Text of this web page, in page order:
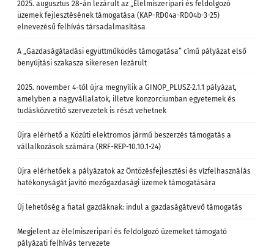
2025. augusztus 28-án lezárult az „Élelmiszeripari és feldolgozó
üzemek fejlesztésének támogatása (KAP-RD04a-RD04b-3-25)
elnevezésű felhívás társadalmasítása
A „Gazdaságátadási együttműködés támogatása” című pályázat első
benyújtási szakasza sikeresen lezárult
2025. november 4-től újra megnyílik a GINOP_PLUSZ-2.1.1 pályázat,
amelyben a nagyvállalatok, illetve konzorciumban egyetemek és
tudásközvetítő szervezetek is részt vehetnek
Újra elérhető a Közúti elektromos jármű beszerzés támogatás a
vállalkozások számára (RRF-REP-10.10.1-24)
Újra elérhetőek a pályázatok az Öntözésfejlesztési és vízfelhasználás
hatékonyságát javító mezőgazdasági üzemek támogatására
Új lehetőség a fiatal gazdáknak: indul a gazdaságátvevő támogatás
Megjelent az élelmiszeripari és feldolgozó üzemeket támogató
pályázati felhívás tervezete